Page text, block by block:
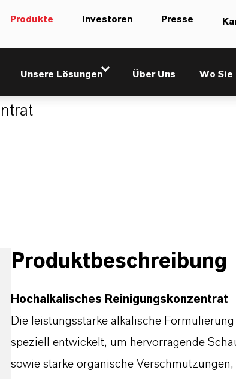
Produkte Investoren Presse
Unsere Lösungen Über Uns Wo Sie
Produktbeschreibung
Hochalkalisches Reinigungskonzentrat
Die leistungsstarke alkalische
speziell entwickelt, um hervorragende
sowie starke organische